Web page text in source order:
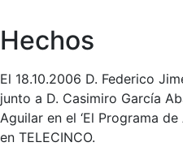
Hechos
El 18.10.2006 D. Federico
junto a D. Casimiro García
Aguilar en el ‘El Programa
en TELECINCO.